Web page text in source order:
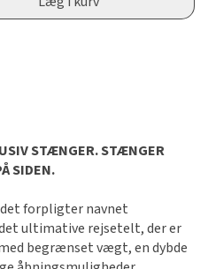
STÆNGER. STÆNGER
SIDEN.
forpligter navnet
ultimative rejsetelt, der er
begrænset vægt, en dybde